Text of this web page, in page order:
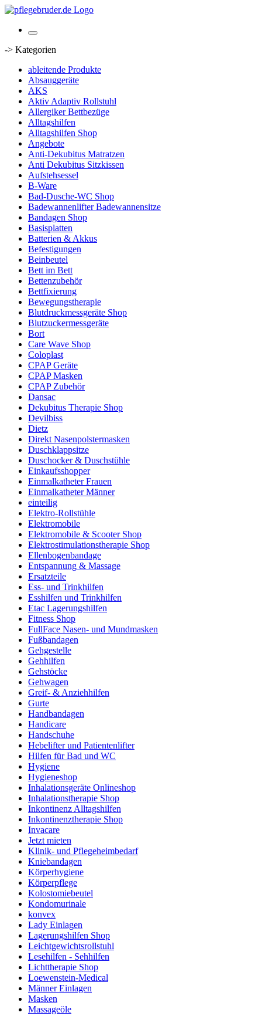
-> Kategorien
ableitende Produkte
Absauggeräte
AKS
Aktiv Adaptiv Rollstuhl
Allergiker Bettbezüge
Alltagshilfen
Alltagshilfen Shop
Angebote
Anti-Dekubitus Matratzen
Anti Dekubitus Sitzkissen
Aufstehsessel
B-Ware
Bad-Dusche-WC Shop
Badewannenlifter Badewannensitze
Bandagen Shop
Basisplatten
Batterien & Akkus
Befestigungen
Beinbeutel
Bett im Bett
Bettenzubehör
Bettfixierung
Bewegungstherapie
Blutdruckmessgeräte Shop
Blutzuckermessgeräte
Bort
Care Wave Shop
Coloplast
CPAP Geräte
CPAP Masken
CPAP Zubehör
Dansac
Dekubitus Therapie Shop
Devilbiss
Dietz
Direkt Nasenpolstermasken
Duschklappsitze
Duschocker & Duschstühle
Einkaufsshopper
Einmalkatheter Frauen
Einmalkatheter Männer
einteilig
Elektro-Rollstühle
Elektromobile
Elektromobile & Scooter Shop
Elektrostimulationstherapie Shop
Ellenbogenbandage
Entspannung & Massage
Ersatzteile
Ess- und Trinkhilfen
Esshilfen und Trinkhilfen
Etac Lagerungshilfen
Fitness Shop
FullFace Nasen- und Mundmasken
Fußbandagen
Gehgestelle
Gehhilfen
Gehstöcke
Gehwagen
Greif- & Anziehhilfen
Gurte
Handbandagen
Handicare
Handschuhe
Hebelifter und Patientenlifter
Hilfen für Bad und WC
Hygiene
Hygieneshop
Inhalationsgeräte Onlineshop
Inhalationstherapie Shop
Inkontinenz Alltagshilfen
Inkontinenztherapie Shop
Invacare
Jetzt mieten
Klinik- und Pflegeheimbedarf
Kniebandagen
Körperhygiene
Körperpflege
Kolostomiebeutel
Kondomurinale
konvex
Lady Einlagen
Lagerungshilfen Shop
Leichtgewichtsrollstuhl
Lesehilfen - Sehhilfen
Lichttherapie Shop
Loewenstein-Medical
Männer Einlagen
Masken
Massageöle